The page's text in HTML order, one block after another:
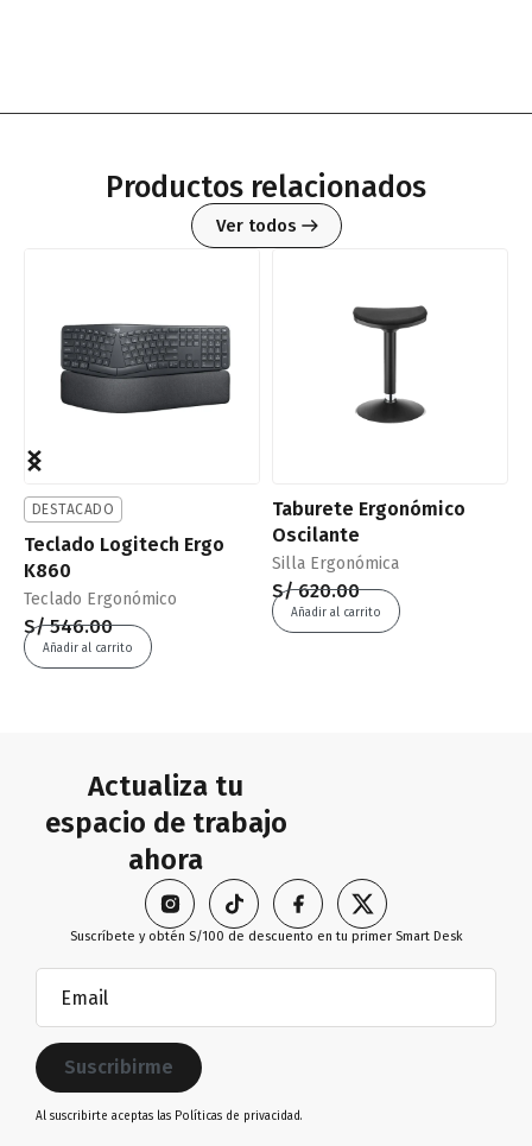
Productos relacionados
Ver todos
DESTACADO
Teclado Logitech Ergo
K860
Teclado Ergonómico
S/546.00
Añadir al carrito
Taburete Ergonómico
Oscilante
Silla Ergonómica
S/620.00
Añadir al carrito
Actualiza tu
espacio de trabajo
ahora
Suscríbete y obtén S/100 de descuento en tu primer Smart Desk
(Obligatorio)
Al suscribirte aceptas las Políticas de privacidad.